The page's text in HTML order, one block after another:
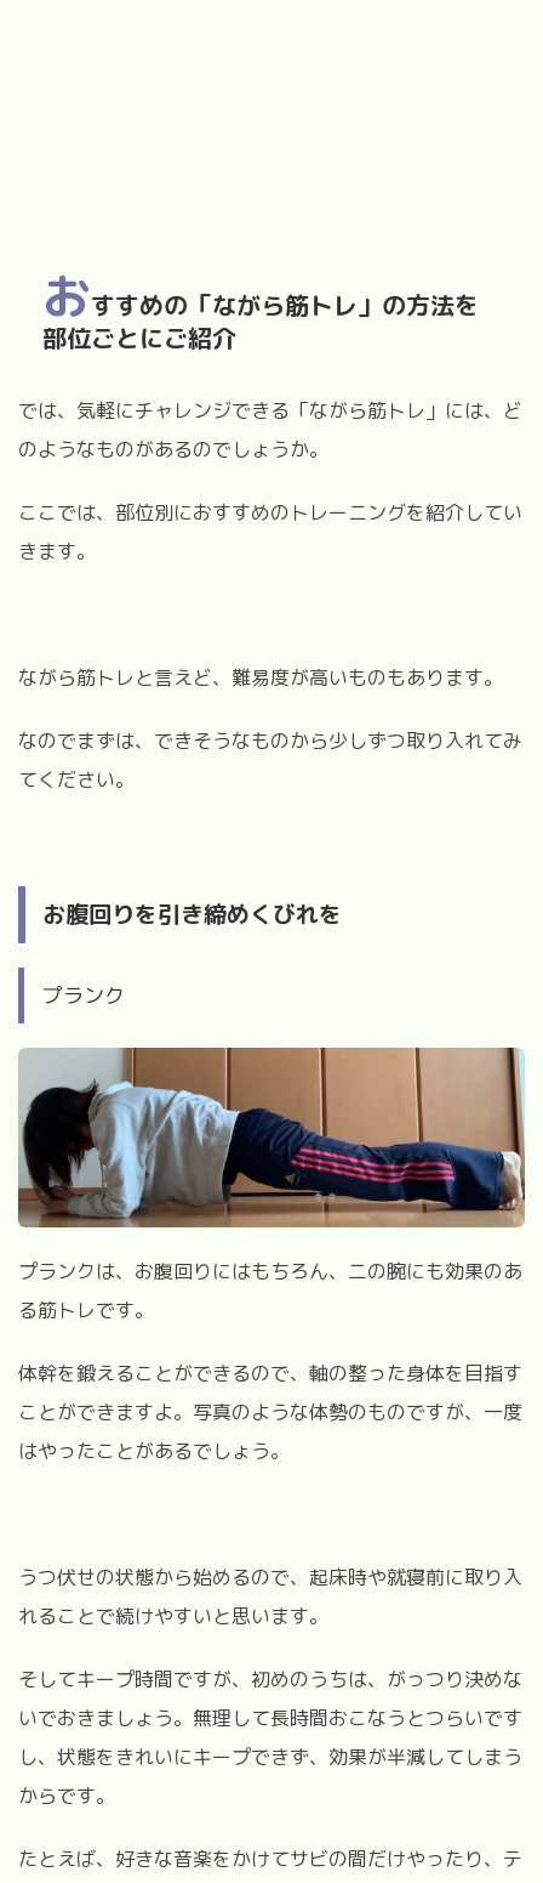
おすすめの「ながら筋トレ」の方法を
部位ごとにご紹介
では、気軽にチャレンジできる「ながら筋トレ」には、ど
のようなものがあるのでしょうか。
ここでは、部位別におすすめのトレーニングを紹介してい
きます。
ながら筋トレと言えど、難易度が高いものもあります。
なのでまずは、できそうなものから少しずつ取り入れてみ
てください。
お腹回りを引き締めくびれを
プランク
プランクは、お腹回りにはもちろん、二の腕にも効果のあ
る筋トレです。
体幹を鍛えることができるので、軸の整った身体を目指す
ことができますよ。写真のような体勢のものですが、一度
はやったことがあるでしょう。
うつ伏せの状態から始めるので、起床時や就寝前に取り入
れることで続けやすいと思います。
そしてキープ時間ですが、初めのうちは、がっつり決めな
いでおきましょう。無理して長時間おこなうとつらいです
し、状態をきれいにキープできず、効果が半減してしまう
からです。
たとえば、好きな音楽をかけてサビの間だけやったり、テ